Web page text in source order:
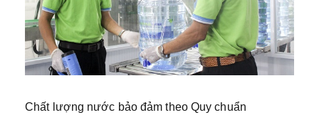
Chất lượng nước bảo đảm theo Quy chuẩn